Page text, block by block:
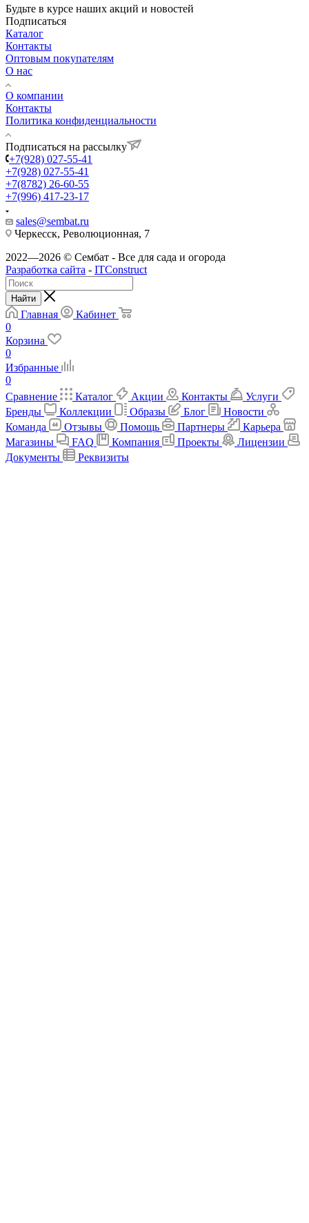
Будьте в курсе наших акций и новостей
Подписаться
Каталог
Контакты
Оптовым покупателям
О нас
О компании
Контакты
Политика конфиденциальности
Подписаться на рассылку
+7(928) 027-55-41
+7(928) 027-55-41
+7(8782) 26-60-55
+7(996) 417-23-17
sales@sembat.ru
Черкесск, Революционная, 7
2022—2026 © Сембат - Все для сада и огорода
Разработка сайта - ITConstruct
Найти
Главная
Кабинет
0
Корзина
0
Избранные
0
Сравнение
Каталог Акции Контакты
Услуги
Бренды
Коллекции Образы Блог
Новости
Команда
Отзывы Помощь Партнеры
Карьера
Магазины
FAQ Компания Проекты
Лицензии
Документы
Реквизиты